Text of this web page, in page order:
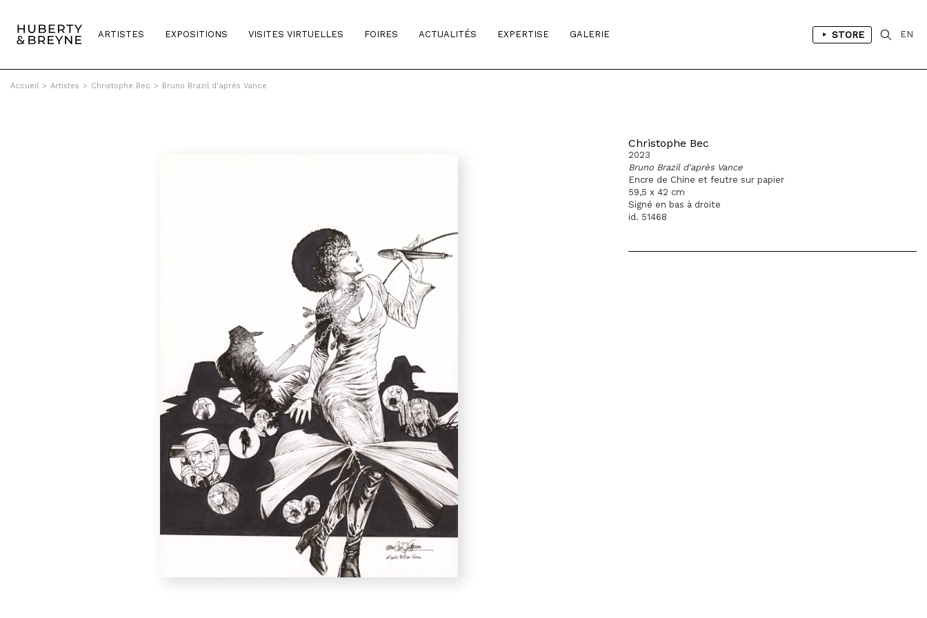
ARTISTES EXPOSITIONS VISITES VIRTUELLES FOIRES ACTUALITÉS EXPERTISE GALERIE STORE EN
Accueil > Artistes > Christophe Bec > Bruno Brazil d'après Vance
Christophe Bec
2023
Bruno Brazil d'après Vance
Encre de Chine et feutre sur papier
59,5 x 42 cm
Signé en bas à droite
id. 51468